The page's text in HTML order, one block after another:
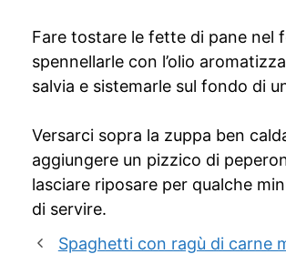
Fare tostare le fette di pane nel
spennellarle con l’olio
salvia e sistemarle sul fondo di
Versarci sopra la zuppa ben
aggiungere un pizzico di
lasciare riposare per qualche
di servire.
Spaghetti con ragù di carne